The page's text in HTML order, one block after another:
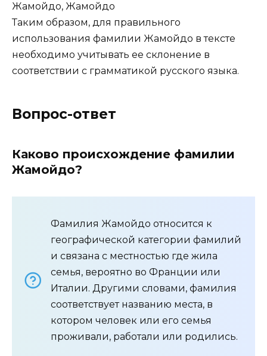
Жамойдо, Жамойдо
Таким образом, для правильного
использования фамилии Жамойдо в тексте
необходимо учитывать ее склонение в
соответствии с грамматикой русского языка.
Вопрос-ответ
Каково происхождение фамилии
Жамойдо?
Фамилия Жамойдо относится к
географической категории фамилий
и связана с местностью где жила
семья, вероятно во Франции или
Италии. Другими словами, фамилия
соответствует названию места, в
котором человек или его семья
проживали, работали или родились.